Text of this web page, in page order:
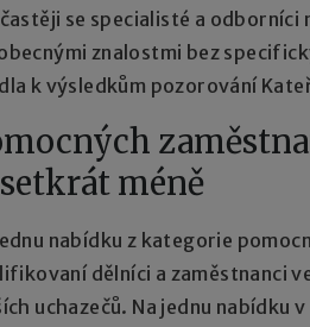
se specialisté a odborníci
znalostmi bez
k výsledkům pozorování
méně
nabídku z kategorie
dělníci a zaměstnanci
uchazečů. Na jednu